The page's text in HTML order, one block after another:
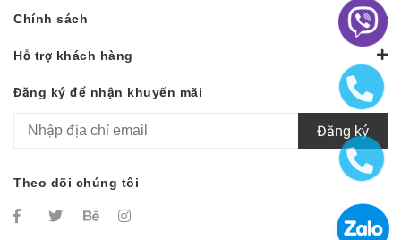
Chính sách
Hỗ trợ khách hàng
Đăng ký để nhận khuyến mãi
Đăng ký
Theo dõi chúng tôi